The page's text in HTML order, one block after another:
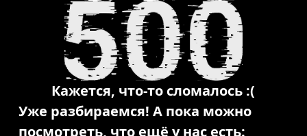
Кажется, что-то сломалось :(
Уже разбираемся! А пока можно
посмотреть, что ещё у нас есть: